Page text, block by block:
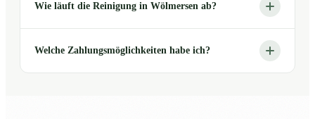
Wie läuft die Reinigung in Wölmersen ab?
Welche Zahlungsmöglichkeiten habe ich?